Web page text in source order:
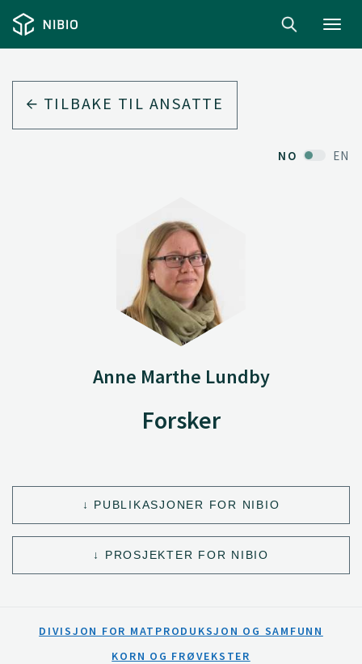
TILBAKE TIL ANSATTE
NO EN
Anne Marthe Lundby
Forsker
PUBLIKASJONER FOR NIBIO
PROSJEKTER FOR NIBIO
DIVISJON FOR MATPRODUKSJON OG SAMFUNN
KORN OG FRØVEKSTER